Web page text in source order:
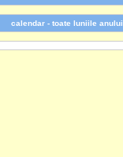
calendar - toate luniile anului